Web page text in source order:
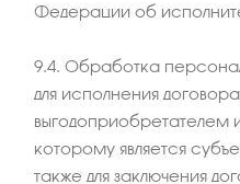
Федерации об
9.4. Обработка
для исполнения
выгодоприобретателем
которому является
также для заключения